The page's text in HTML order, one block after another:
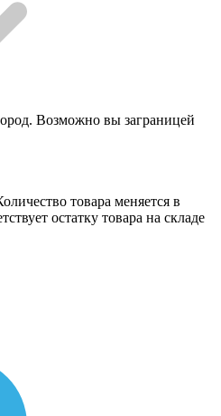
Возможно вы заграницей
товара меняется в
остатку товара на складе